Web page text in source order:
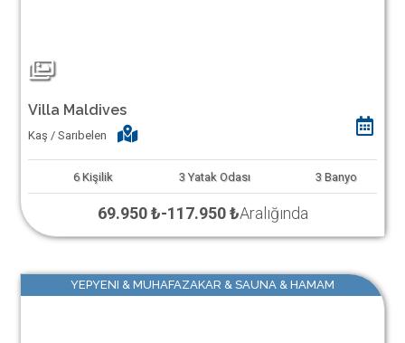
Villa Maldives
Kaş / Sarıbelen
6 Kişilik 3 Yatak Odası 3 Banyo
69.950 ₺-117.950 ₺Aralığında
YEPYENI & MUHAFAZAKAR & SAUNA & HAMAM